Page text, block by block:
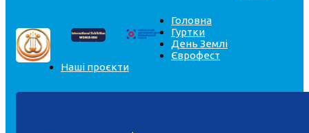
Головна
Гуртки
День Землі
Єврофест
Наші проєкти